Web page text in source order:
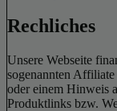
Rechliches
Unsere Webseite
sogenannten
oder einem Hinweis
Produktlinks bzw.